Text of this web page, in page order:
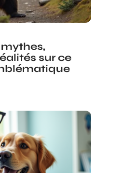
sur ce